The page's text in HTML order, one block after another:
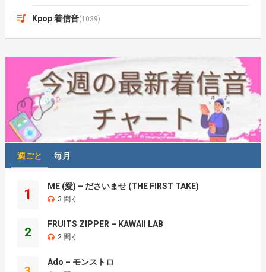
Kpop 着信音(1039)
週ごと 毎月
1
ME (愛) – ださいませ (THE FIRST TAKE)
3 聞く
2
FRUITS ZIPPER – KAWAII LAB
2 聞く
Ado – モンストロ